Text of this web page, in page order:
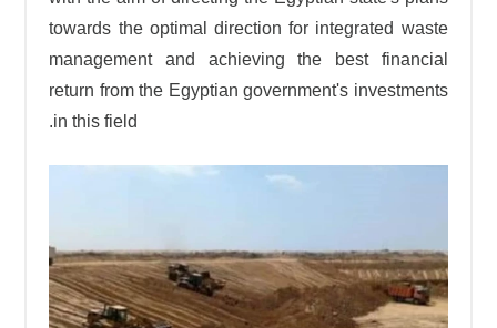
towards the optimal direction for integrated waste
management and achieving the best financial
return from the Egyptian government's investments
in this field.